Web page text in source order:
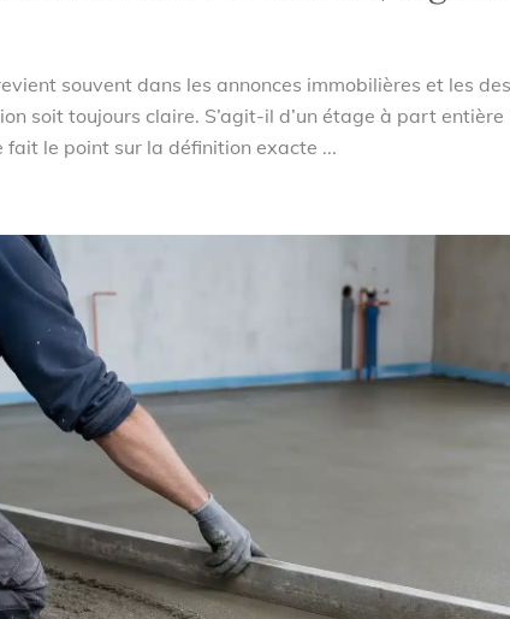
souvent dans les annonces immobilières et les
soit toujours claire. S’agit-il d’un étage à part entière
fait le point sur la définition exacte ...